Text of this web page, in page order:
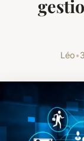
Léo•